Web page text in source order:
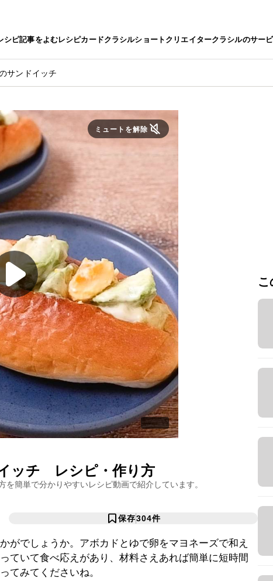
シピ記事をよむレシピカードクラシルショートクリエイタークラシルのサー
サンドイッチ
ミュートを解除
ッチ レシピ・作り方
を簡単で分かりやすいレシピ動画で紹介しています。
保存304件
がでしょうか。アボカドとゆで卵をマヨネーズで和え
ていて食べ応えがあり、材料さえあれば簡単に短時間
てみてくださいね。